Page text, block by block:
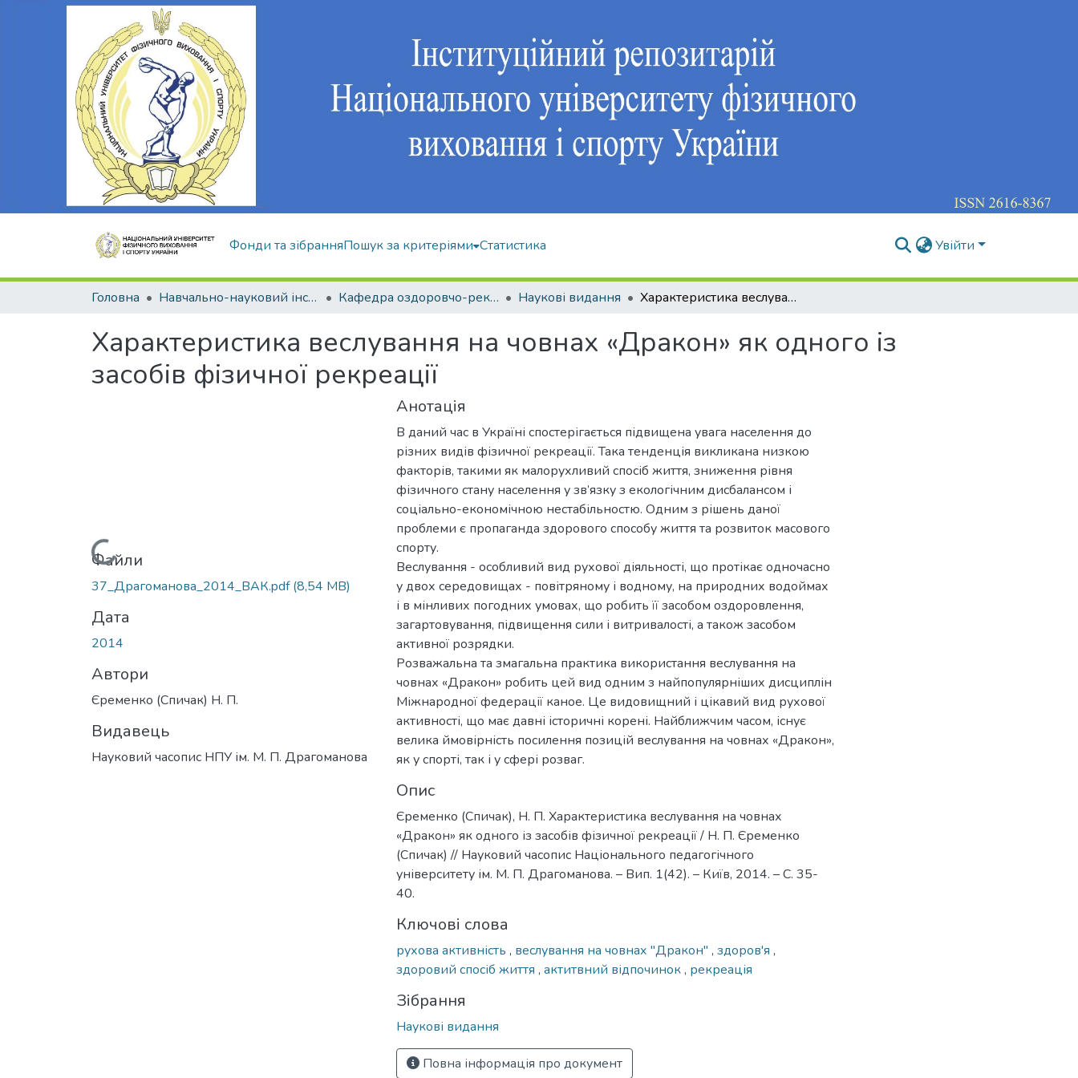
Фонди та зібранняПошук за критеріями Статистика Увійти
Головна Навчально-науковий інститут здоров'я, реабілітації та фізичного виховання Кафедра оздоровчо-рекреаційної рухової активності Наукові видання Характеристика веслування на човнах «Дракон» як одного із засобів фізичної рекреації
Характеристика веслування на човнах «Дракон» як одного із
засобів фізичної рекреації
Вантажиться...
Файли
37_Драгоманова_2014_ВАК.pdf(8,54 MB)
Дата
2014
Автори
Єременко (Спичак) Н. П.
Видавець
Науковий часопис НПУ ім. М. П. Драгоманова
Анотація
В даний час в Україні спостерігається підвищена увага населення до
різних видів фізичної рекреації. Така тенденція викликана низкою
факторів, такими як малорухливий спосіб життя, зниження рівня
фізичного стану населення у зв’язку з екологічним дисбалансом і
соціально-економічною нестабільностю. Одним з рішень даної
проблеми є пропаганда здорового способу життя та розвиток масового
спорту.
Веслування - особливий вид рухової діяльності, що протікає одночасно
у двох середовищах - повітряному і водному, на природних водоймах
і в мінливих погодних умовах, що робить її засобом оздоровлення,
загартовування, підвищення сили і витривалості, а також засобом
активної розрядки.
Розважальна та змагальна практика використання веслування на
човнах «Дракон» робить цей вид одним з найпопулярніших дисциплін
Міжнародної федерації каное. Це видовищний і цікавий вид рухової
активності, що має давні історичні корені. Найближчим часом, існує
велика ймовірність посилення позицій веслування на човнах «Дракон»,
як у спорті, так і у сфері розваг.
Опис
Єременко (Спичак), Н. П. Характеристика веслування на човнах
«Дракон» як одного із засобів фізичної рекреації / Н. П. Єременко
(Спичак) // Науковий часопис Національного педагогічного
університету ім. М. П. Драгоманова. – Вип. 1(42). – Київ, 2014. – С. 35-
40.
Ключові слова
рухова активність , веслування на човнах "Дракон" , здоров'я ,
здоровий спосіб життя , актитвний відпочинок, рекреація
Зібрання
Наукові видання
Повна інформація про документ